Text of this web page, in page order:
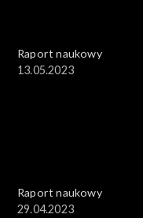
Raport naukowy
13.05.2023
Raport naukowy
29.04.2023